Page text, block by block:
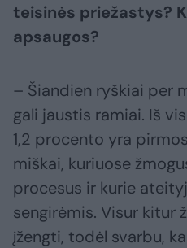
teisinės priežastys?
apsaugos?
– Šiandien ryškiai per
gali jaustis ramiai. Iš
1,2 procento yra
miškai, kuriuose
procesus ir kurie
sengirėmis. Visur kitur
įžengti, todėl svarbu,